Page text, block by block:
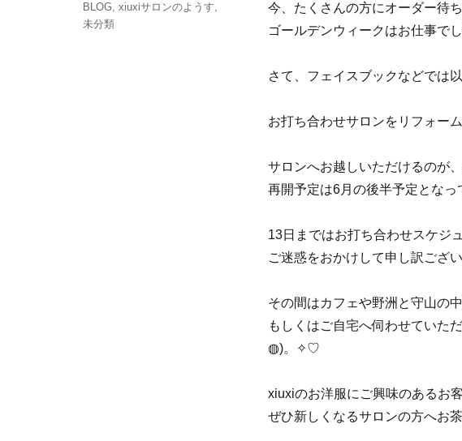
今、たくさんの方にオーダー待
ゴールデンウィークはお仕事で
さて、フェイスブックなどでは
お打ち合わせサロンをリフォー
サロンへお越しいただけるのが
再開予定は6月の後半予定となっ
13日まではお打ち合わせスケジ
ご迷惑をおかけして申し訳ござ
その間はカフェや野洲と守山の
もしくはご自宅へ伺わせてい
◍)。✧♡
xiuxiのお洋服にご興味のあるお
ぜひ新しくなるサロンの方へお
BLOG, xiuxiサロンのようす,
未分類